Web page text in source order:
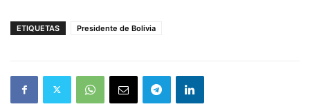
ETIQUETAS Presidente de Bolivia